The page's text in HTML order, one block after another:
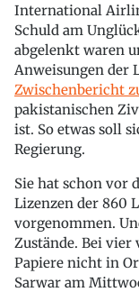
International
Schuld am
abgelenkt waren
Anweisungen der
Zwischenbericht
pakistanischen
ist. So etwas soll
Regierung.
Sie hat schon vor
Lizenzen der 860
vorgenommen.
Zustände. Bei
Papiere nicht in
Sarwar am